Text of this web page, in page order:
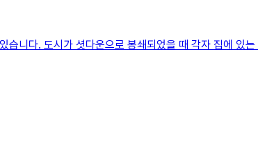
니다. 도시가 셧다운으로 봉쇄되었을 때 각자 집에 있는